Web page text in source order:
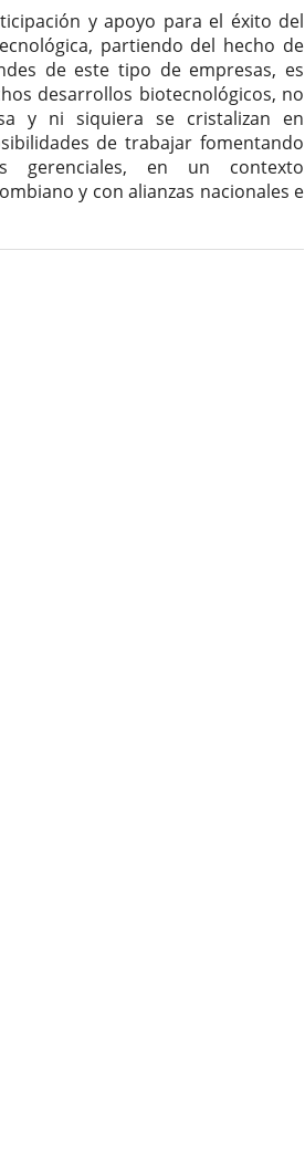
y apoyo para el éxito del
partiendo del hecho de
de este tipo de empresas, es
desarrollos biotecnológicos, no
y ni siquiera se cristalizan en
de trabajar fomentando
gerenciales, en un contexto
y con alianzas nacionales e